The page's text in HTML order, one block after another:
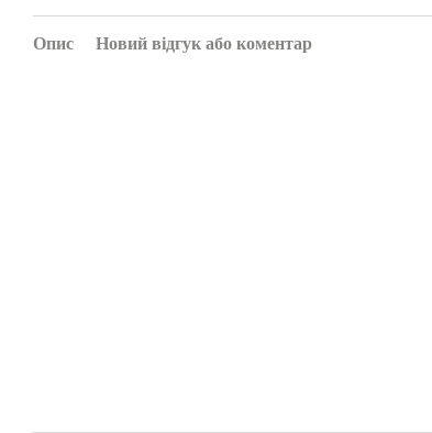
Опис Новий відгук або коментар